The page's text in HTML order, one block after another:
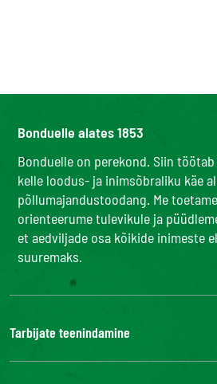
Bonduelle alates 1853
Bonduelle on perekond. Siin
kelle loodus- ja inimsõbraliku käe
põllumajandustoodang. Me
orienteerume tulevikule ja
et aedviljade osa kõikide inimeste
suuremaks.
Tarbijate teenindamine
Bonduelle Food Service